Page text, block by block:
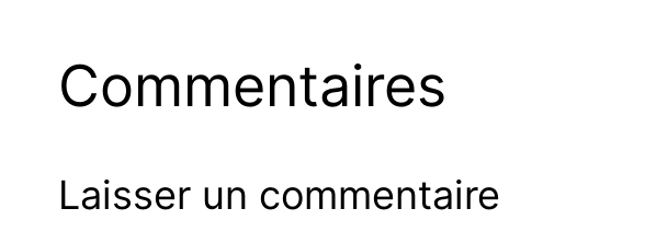
Commentaires
Laisser un commentaire